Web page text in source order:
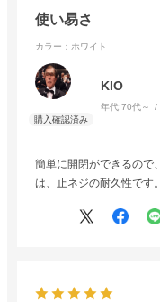
使い易さ
カラー：ホワイト
KIO
年代:70代～
簡単に開閉ができるので
は、止ネジの耐久性です